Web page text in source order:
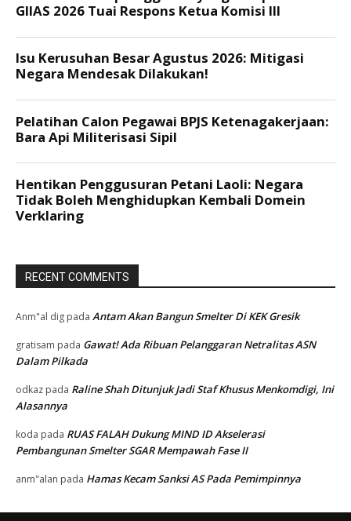
RECENT COMMENTS
Anm"al dig pada Antam Akan Bangun Smelter Di KEK Gresik
gratisam pada Gawat! Ada Ribuan Pelanggaran Netralitas ASN
Dalam Pilkada
odkaz pada Raline Shah Ditunjuk Jadi Staf Khusus Menkomdigi, Ini
Alasannya
koda pada RUAS FALAH Dukung MIND ID Akselerasi
Pembangunan Smelter SGAR Mempawah Fase II
anm"alan pada Hamas Kecam Sanksi AS Pada Pemimpinnya